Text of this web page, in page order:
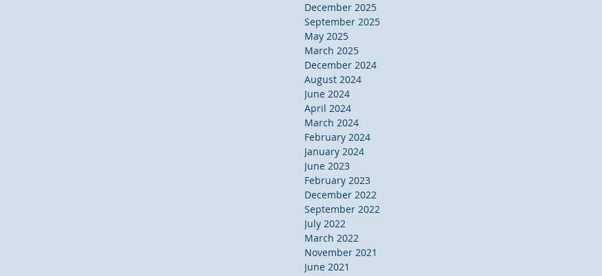
December 2025
September 2025
May 2025
March 2025
December 2024
August 2024
June 2024
April 2024
March 2024
February 2024
January 2024
June 2023
February 2023
December 2022
September 2022
July 2022
March 2022
November 2021
June 2021